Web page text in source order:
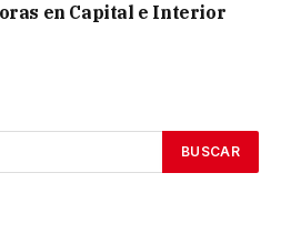
en Capital e Interior